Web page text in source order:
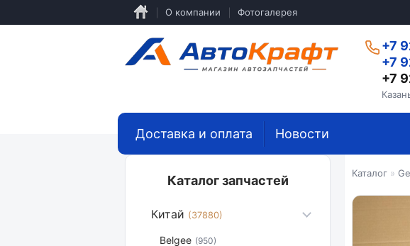
основному
О компании Фотогалерея
+7
+7
+7
Каталог »
Доставка и оплата Новости
Каталог запчастей
Китай (37880)
Belgee (950)